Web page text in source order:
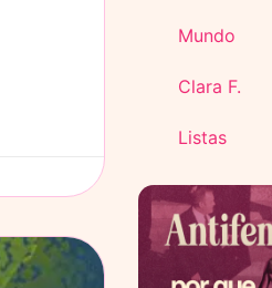
Mundo
Clara F.
Listas